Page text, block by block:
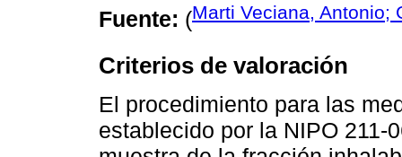
Fuente: (Marti Veciana, Antonio;
Criterios de valoración
El procedimiento para las
establecido por la NIPO 211-